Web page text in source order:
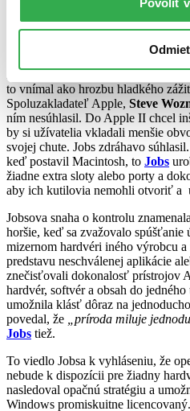
výrobu, ale Jobs prikázal, aby to
Jeho hľadanie dokonalosti ho
musel mať Apple konečnú
modifikovala a vylepšovala rôzne
to vnímal ako hrozbu hladkého
Spoluzakladateľ Apple, Steve
ním nesúhlasil. Do Apple II chcel
by si užívatelia vkladali menšie
svojej chute. Jobs zdráhavo
keď postavil Macintosh, to Jobs
žiadne extra sloty alebo porty a
aby ich kutilovia nemohli otvoriť a
Jobsova snaha o kontrolu
horšie, keď sa zvažovalo spúšťanie
mizernom hardvéri iného výrobcu
predstavu neschválenej aplikácie
znečisťovali dokonalosť prístrojov
hardvér, softvér a obsah do
umožnila klásť dôraz na
povedal, že „príroda miluje
Jobs tiež.
To viedlo Jobsa k vyhláseniu, že
nebude k dispozícii pre žiadny
nasledoval opačnú stratégiu a
Windows promiskuitne